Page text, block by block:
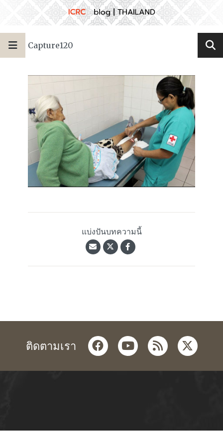
Capture120
แบ่งปันบทความนี้
ติดตามเรา facebookyoutube
rss twitter